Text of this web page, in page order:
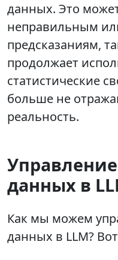
данных. Это
неправильным
предсказаниям,
продолжает
статистические
больше не
реальность.
данных в
Как мы можем
данных в LLM?